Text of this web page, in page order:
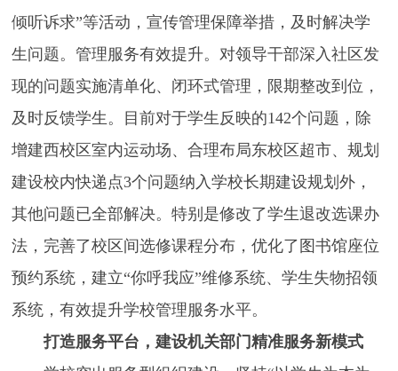
倾听诉求”等活动，宣传管理保障举措，及时解决学
生问题。管理服务有效提升。对领导干部深入社区发
现的问题实施清单化、闭环式管理，限期整改到位，
及时反馈学生。目前对于学生反映的142个问题，除
增建西校区室内运动场、合理布局东校区超市、规划
建设校内快递点3个问题纳入学校长期建设规划外，
其他问题已全部解决。特别是修改了学生退改选课办
法，完善了校区间选修课程分布，优化了图书馆座位
预约系统，建立“你呼我应”维修系统、学生失物招领
系统，有效提升学校管理服务水平。
打造服务平台，建设机关部门精准服务新模式